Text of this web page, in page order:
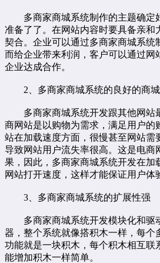
多商家商城系统制作的主题确定
准备了了。在网站内容时要具备亲和
契合。企业可以通过多商家商城系统
而给企业带来利润，客户可以通过网
企业达成合作。
2、多商家商城系统的良好的商
多商家商城系统开发跟其他网站
商网站是以购物为需求，满足用户的
站在加载速度方面，很慢甚至网站需
导致网站用户流失率很高。这是电商
果，因此，多商家商城系统开发在加
网站打开速度，这样才能保证用户体
3、多商家商城系统的扩展性强
多商家商城系统开发模块化和驱
器，整个系统就像搭积木一样，每个
功能就是一块积木，每个积木相互联
能增加积木一样简单。